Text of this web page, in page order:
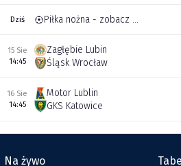
Dziś Piłka nożna - zobacz inne transmisje
15 Sie
14:45
Zagłębie Lubin
Śląsk Wrocław
16 Sie
14:45
Motor Lublin
GKS Katowice
Na żywo